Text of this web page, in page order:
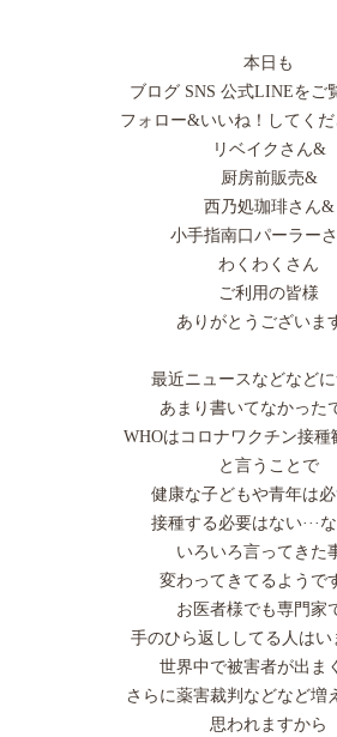
本日も
ブログ SNS 公式LINEをご
フォロー&いいね！してく
リベイクさん&
厨房前販売&
西乃処珈琲さん&
小手指南口パーラー
わくわくさん
ご利用の皆様
ありがとうございま
最近ニュースなどなど
あまり書いてなかった
WHOはコロナワクチン接種
と言うことで
健康な子どもや青年は
接種する必要はない···
いろいろ言ってきた
変わってきてるようで
お医者様でも専門家
手のひら返ししてる人はい
世界中で被害者が出ま
さらに薬害裁判などなど増
思われますから